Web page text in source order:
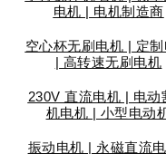
电机 | 电机制造商
空心杯无刷电机 | 定
| 高转速无刷电机
230V 直流电机 | 电动
机电机 | 小型电动
振动电机 | 永磁直流